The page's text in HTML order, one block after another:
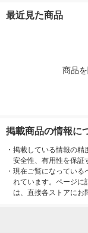
最近見た商品
商品
掲載商品の情報に
・ 掲載している情報の精
安全性、有用性を保証
・ 現在ご覧になっている
れています。ページに
は、直接各ストアにお